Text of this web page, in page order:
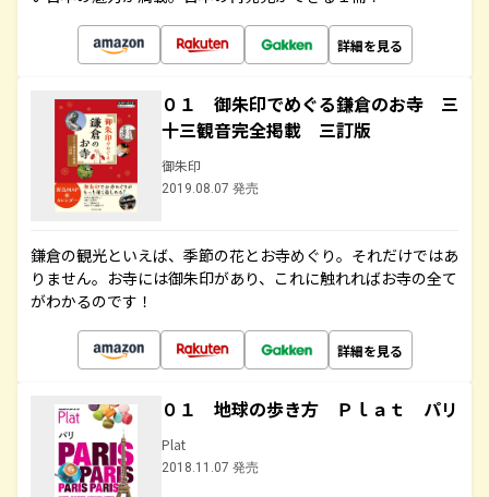
詳細を見る
０１ 御朱印でめぐる鎌倉のお寺 三
十三観音完全掲載 三訂版
御朱印
2019.08.07 発売
鎌倉の観光といえば、季節の花とお寺めぐり。それだけではあ
りません。お寺には御朱印があり、これに触れればお寺の全て
がわかるのです！
詳細を見る
０１ 地球の歩き方 Ｐｌａｔ パリ
Plat
2018.11.07 発売